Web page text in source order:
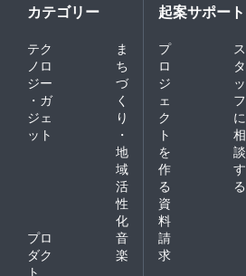
カテゴリー
テク
ノロ
ジー
・ガ
ジェ
ット
ま
ち
づ
く
り
・
地
域
活
性
化
プロ
ダク
ト
音
楽
起案サポート
プ
ロ
ジ
ェ
ク
ト
を
作
る
ス
タ
ッ
フ
に
相
談
す
る
資
料
請
求